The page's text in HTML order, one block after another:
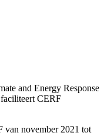
and Energy Response
CERF
van november 2021 tot